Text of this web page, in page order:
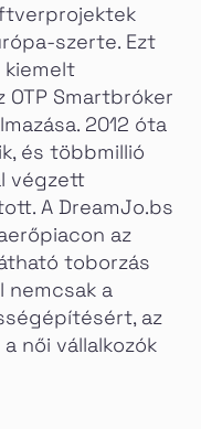
szerte. Ezt
kiemelt
Smartbróker
2012 óta
és többmillió
végzett
A DreamJo.bs
az
toborzás
nemcsak a
az
női vállalkozók